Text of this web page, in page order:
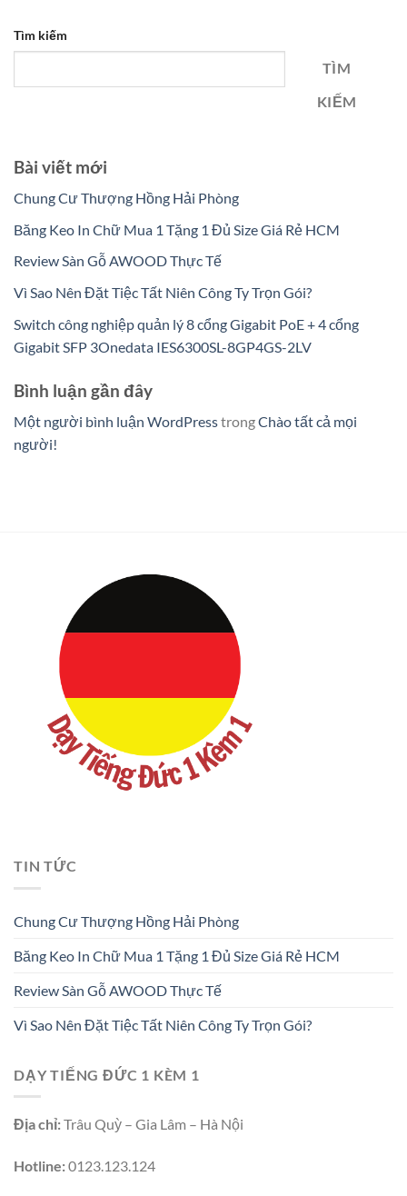
Tìm kiếm
TÌM
KIẾM
Bài viết mới
Chung Cư Thượng Hồng Hải Phòng
Băng Keo In Chữ Mua 1 Tặng 1 Đủ Size Giá Rẻ HCM
Review Sàn Gỗ AWOOD Thực Tế
Vì Sao Nên Đặt Tiệc Tất Niên Công Ty Trọn Gói?
Switch công nghiệp quản lý 8 cổng Gigabit PoE + 4 cổng
Gigabit SFP 3Onedata IES6300SL-8GP4GS-2LV
Bình luận gần đây
Một người bình luận WordPresstrongChào tất cả mọi
người!
TIN TỨC
Chung Cư Thượng Hồng Hải Phòng
Băng Keo In Chữ Mua 1 Tặng 1 Đủ Size Giá Rẻ HCM
Review Sàn Gỗ AWOOD Thực Tế
Vì Sao Nên Đặt Tiệc Tất Niên Công Ty Trọn Gói?
DẠY TIẾNG ĐỨC 1 KÈM 1
Địa chỉ:Trâu Quỳ – Gia Lâm – Hà Nội
Hotline:0123.123.124